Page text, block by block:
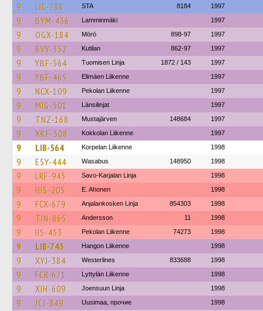
9 LIC-788 STA 8184 1997
9 BYM-436 Lamminmäki 1997
9 OGX-184 Mörö 898-97 1997
9 BVY-352 Kutilan 862-97 1997
9 YBF-564 Tuomisen Linja 1872 / 143 1997
9 YBF-465 Elimäen Liikenne 1997
9 NCX-109 Pekolan Liikenne 1997
9 MIG-501 Länsilinjat 1997
9 TNZ-168 Mustajärven 148684 1997
9 XKF-508 Kokkolan Liikenne 1997
9 LIB-564 Korpelan Liikenne 1998
9 ESY-444 Wasabus 148950 1998
9 LRF-945 Savo-Karjalan Linja 1998
9 HIS-205 E. Ahonen 1998
9 FCX-679 Anjalankosken Linja 854303 1998
9 TIN-865 Andersson 11 1998
9 IIS-453 Pekolan Liikenne 74273 1998
9 LIB-743 Hangon Liikenne 1998
9 XYJ-384 Westerlines 833688 1998
9 FCR-671 Lyttylän Liikenne 1998
9 XIH-609 Joensuun Linja 1998
9 JCJ-849 Uusimaa, прочие 1998